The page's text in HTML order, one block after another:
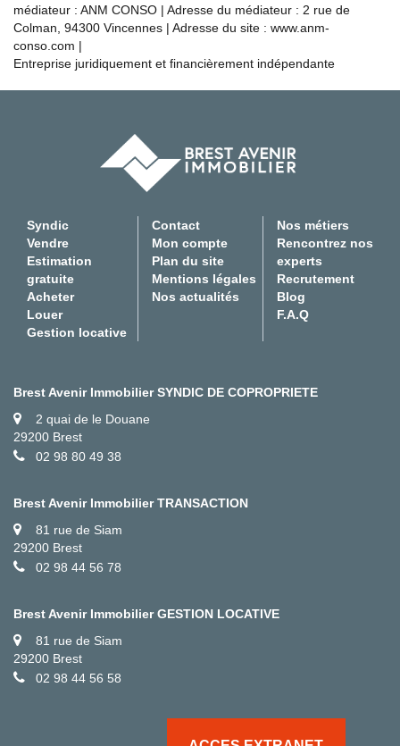
médiateur : ANM CONSO | Adresse du médiateur : 2 rue de
Colman, 94300 Vincennes | Adresse du site : www.anm-
conso.com |
Entreprise juridiquement et financièrement indépendante
Syndic
Vendre
Estimation
gratuite
Acheter
Louer
Gestion locative
Contact
Mon compte
Plan du site
Mentions légales
Nos actualités
Nos métiers
Rencontrez nos
experts
Recrutement
Blog
F.A.Q
Brest Avenir Immobilier SYNDIC DE COPROPRIETE
2 quai de le Douane
29200 Brest
02 98 80 49 38
Brest Avenir Immobilier TRANSACTION
81 rue de Siam
29200 Brest
02 98 44 56 78
Brest Avenir Immobilier GESTION LOCATIVE
81 rue de Siam
29200 Brest
02 98 44 56 58